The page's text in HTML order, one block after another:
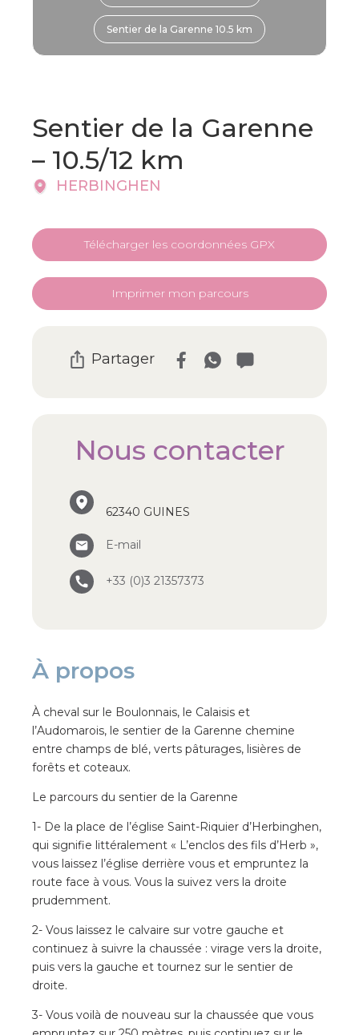
Sentier de la Garenne 10.5 km
Sentier de la Garenne
– 10.5/12 km
HERBINGHEN
Télécharger les coordonnées GPX
Imprimer mon parcours
Partager
Nous contacter
62340 GUINES
E-mail
+33 (0)3 21357373
À propos
À cheval sur le Boulonnais, le Calaisis et
l’Audomarois, le sentier de la Garenne chemine
entre champs de blé, verts pâturages, lisières de
forêts et coteaux.
Le parcours du sentier de la Garenne
1- De la place de l’église Saint-Riquier d’Herbinghen,
qui signifie littéralement « L’enclos des fils d’Herb »,
vous laissez l’église derrière vous et empruntez la
route face à vous. Vous la suivez vers la droite
prudemment.
2- Vous laissez le calvaire sur votre gauche et
continuez à suivre la chaussée : virage vers la droite,
puis vers la gauche et tournez sur le sentier de
droite.
3- Vous voilà de nouveau sur la chaussée que vous